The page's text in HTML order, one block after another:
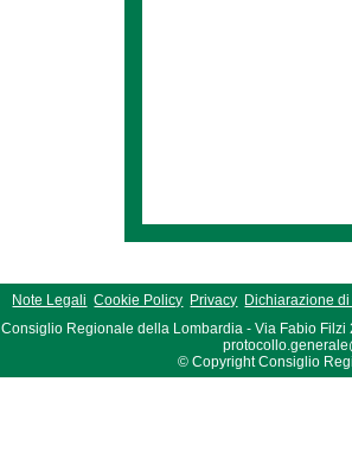
Note Legali Cookie Policy Privacy Dichiarazione
Consiglio Regionale della Lombardia - Via Fabio Filzi
© Copyright Consiglio